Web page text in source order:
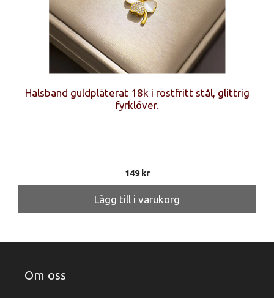
Halsband guldpläterat 18k i rostfritt stål, glittrig
fyrklöver.
149kr
Lägg till i varukorg
Om oss